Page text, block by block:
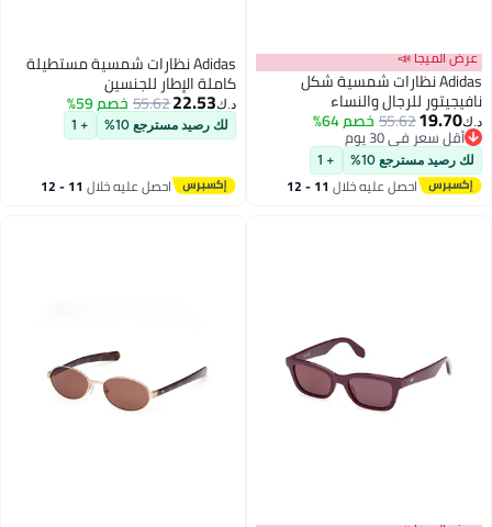
عرض الميجا 📣
Adidas نظارات شمسية شكل
نافيجيتور للرجال والنساء
مليمتر - أسود غير لامع
د.ك‏19.70
55.62خصم 64%
أقل سعر في 30 يوم
أقل سعر في 30 يوم
لك رصيد مسترجع 10% + 1
احصل عليه خلال 11 - 12
Adidas نظارات شمسية مستطيلة
كاملة الإطار للجنسين
Or012492V55
د.ك‏22.53
55.62خصم 59%
لك رصيد مسترجع 10% + 1
احصل عليه خلال 11 - 12